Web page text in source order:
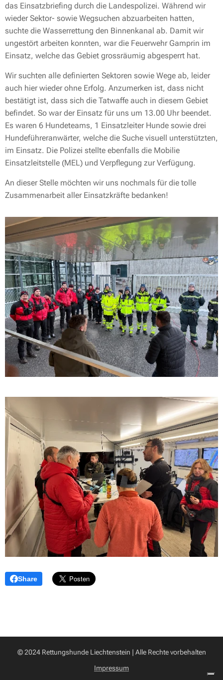
das Einsatzbriefing durch die Landespolizei. Während wir
wieder Sektor- sowie Wegsuchen abzuarbeiten hatten,
suchte die Wasserrettung den Binnenkanal ab. Damit wir
ungestört arbeiten konnten, war die Feuerwehr Gamprin im
Einsatz, welche das Gebiet grossräumig abgesperrt hat.
Wir suchten alle definierten Sektoren sowie Wege ab, leider
auch hier wieder ohne Erfolg. Anzumerken ist, dass nicht
bestätigt ist, dass sich die Tatwaffe auch in diesem Gebiet
befindet. So war der Einsatz für uns um 13.00 Uhr beendet.
Es waren 6 Hundeteams, 1 Einsatzleiter Hunde sowie drei
Hundeführeranwärter, welche die Suche visuell unterstützten,
im Einsatz. Die Polizei stellte ebenfalls die Mobilie
Einsatzleitstelle (MEL) und Verpflegung zur Verfügung.
An dieser Stelle möchten wir uns nochmals für die tolle
Zusammenarbeit aller Einsatzkräfte bedanken!
Share
© 2024 Rettungshunde Liechtenstein | Alle Rechte vorbehalten
Impressum